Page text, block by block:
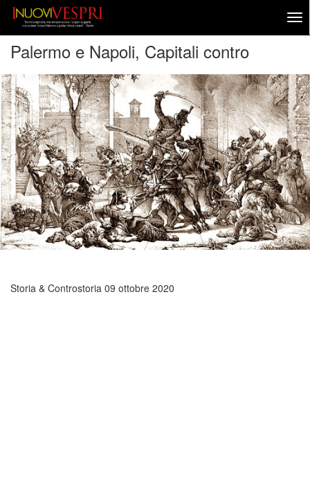
Palermo e Napoli, Capitali contro
Storia & Controstoria 09 ottobre 2020